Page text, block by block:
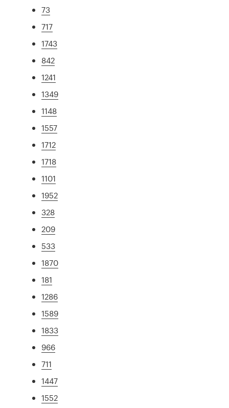
73
717
1743
842
1241
1349
1148
1557
1712
1718
1101
1952
328
209
533
1870
181
1286
1589
1833
966
711
1447
1552